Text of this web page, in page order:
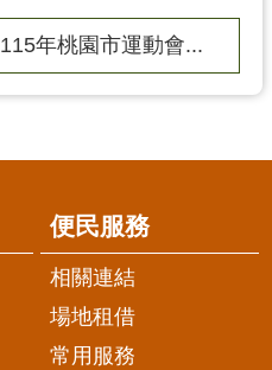
115年桃園市運動會...
便民服務
相關連結
場地租借
常用服務